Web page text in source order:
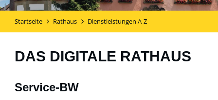
Startseite Rathaus Dienstleistungen A-Z
DAS DIGITALE RATHAUS
Service-BW